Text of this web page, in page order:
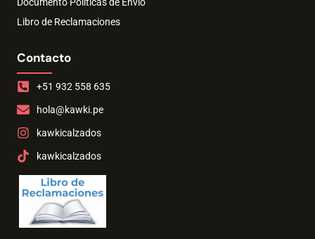
Libro de Reclamaciones
Contacto
+51 932 558 635
hola@kawki.pe
kawkicalzados
kawkicalzados